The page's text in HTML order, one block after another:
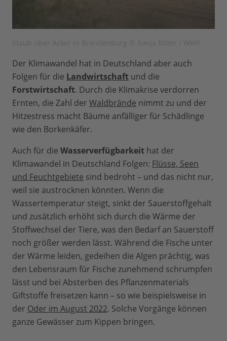
Der Klimawandel hat in Deutschland aber auch
Folgen für die Landwirtschaft und die
Forstwirtschaft. Durch die Klimakrise verdorren
Ernten, die Zahl der Waldbrände nimmt zu und der
Hitzestress macht Bäume anfälliger für Schädlinge
wie den Borkenkäfer.
Auch für die Wasserverfügbarkeit hat der
Klimawandel in Deutschland Folgen: Flüsse, Seen
und Feuchtgebiete sind bedroht – und das nicht nur,
weil sie austrocknen könnten. Wenn die
Wassertemperatur steigt, sinkt der Sauerstoffgehalt
und zusätzlich erhöht sich durch die Wärme der
Stoffwechsel der Tiere, was den Bedarf an Sauerstoff
noch größer werden lässt. Während die Fische unter
der Wärme leiden, gedeihen die Algen prächtig, was
den Lebensraum für Fische zunehmend schrumpfen
lässt und bei Absterben des Pflanzenmaterials
Giftstoffe freisetzen kann – so wie beispielsweise in
der Oder im August 2022. Solche Vorgänge können
ganze Gewässer zum Kippen bringen.